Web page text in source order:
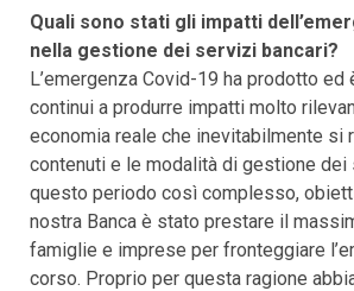
Quali sono stati gli impatti
nella gestione dei servizi bancari?
L’emergenza Covid-19 ha prodotto ed
continui a produrre impatti molto
economia reale che inevitabilmente si
contenuti e le modalità di gestione dei
questo periodo così complesso,
nostra Banca è stato prestare il
famiglie e imprese per fronteggiare
corso. Proprio per questa ragione